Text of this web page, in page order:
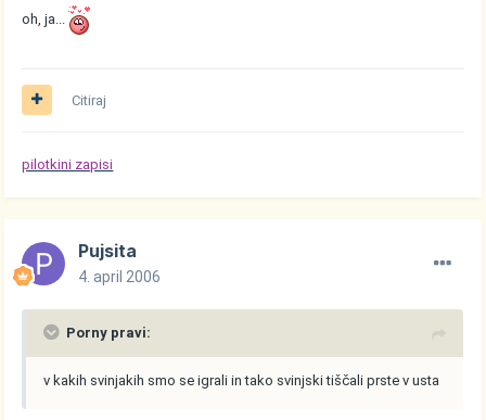
oh, ja...
Citiraj
pilotkini zapisi
Pujsita
4. april 2006
Porny pravi:
v kakih svinjakih smo se igrali in tako svinjski tiščali prste v usta